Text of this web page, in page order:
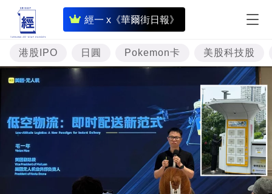
經一 x《華爾街日報》
即
時
財
經
投
港股IPO 日圓 Pokemon卡 美股科技股